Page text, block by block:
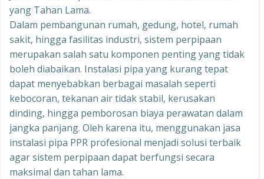
yang Tahan Lama.
Dalam pembangunan rumah, gedung, hotel, rumah
sakit, hingga fasilitas industri, sistem perpipaan
merupakan salah satu komponen penting yang tidak
boleh diabaikan. Instalasi pipa yang kurang tepat
dapat menyebabkan berbagai masalah seperti
kebocoran, tekanan air tidak stabil, kerusakan
dinding, hingga pemborosan biaya perawatan dalam
jangka panjang. Oleh karena itu, menggunakan jasa
instalasi pipa PPR profesional menjadi solusi terbaik
agar sistem perpipaan dapat berfungsi secara
maksimal dan tahan lama.